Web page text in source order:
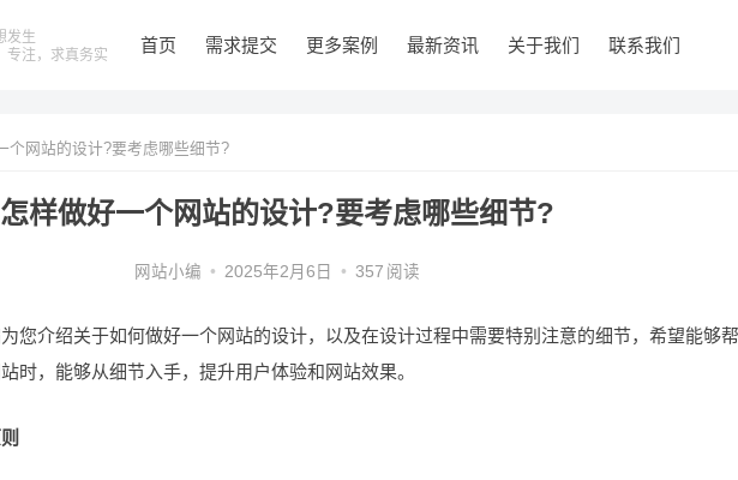
发生
专注，求真务实
首页 需求提交 更多案例 最新资讯 关于我们 联系我们
个网站的设计?要考虑哪些细节?
怎样做好一个网站的设计?要考虑哪些细节?
网站小编 • 2025年2月6日 • 357 阅读
介绍关于如何做好一个网站的设计，以及在设计过程中需要特别注意的细节，希望能够
时，能够从细节入手，提升用户体验和网站效果。